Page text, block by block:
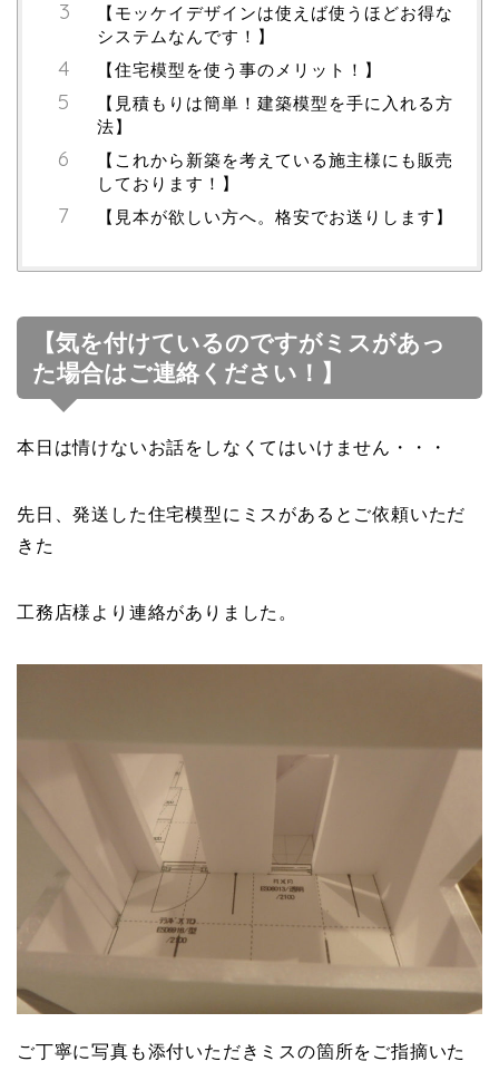
【モッケイデザインは使えば使うほどお得な
システムなんです！】
【住宅模型を使う事のメリット！】
【見積もりは簡単！建築模型を手に入れる方
法】
【これから新築を考えている施主様にも販売
しております！】
【見本が欲しい方へ。格安でお送りします】
【気を付けているのですがミスがあっ
た場合はご連絡ください！】
本日は情けないお話をしなくてはいけません・・・
先日、発送した住宅模型にミスがあるとご依頼いただ
きた
工務店様より連絡がありました。
ご丁寧に写真も添付いただきミスの箇所をご指摘いた